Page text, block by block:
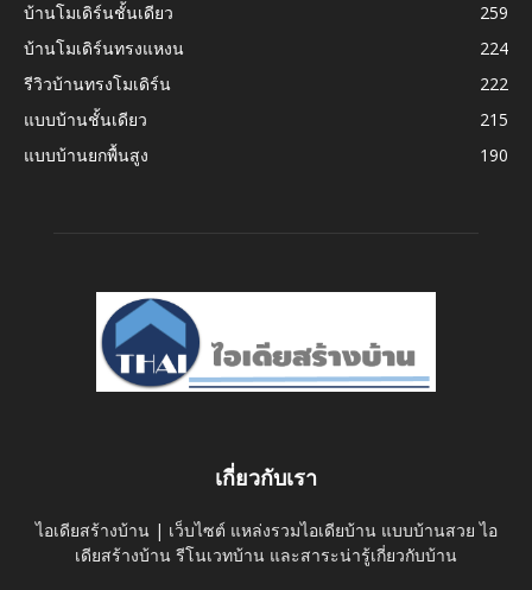
บ้านโมเดิร์นชั้นเดียว
259
บ้านโมเดิร์นทรงแหงน
224
รีวิวบ้านทรงโมเดิร์น
222
แบบบ้านชั้นเดียว
215
แบบบ้านยกพื้นสูง
190
เกี่ยวกับเรา
ไอเดียสร้างบ้าน | เว็บไซต์ แหล่งรวมไอเดียบ้าน แบบบ้านสวย ไอ
เดียสร้างบ้าน รีโนเวทบ้าน และสาระน่ารู้เกี่ยวกับบ้าน